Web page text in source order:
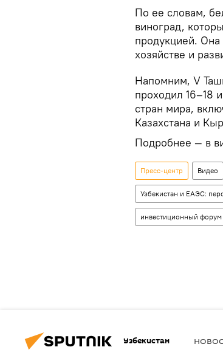
По ее словам,
виноград,
продукцией.
хозяйстве и
Напомним, V
проходил 16–18
стран мира,
Казахстана и
Подробнее — в
Пресс-центр Видео
Узбекистан и ЕАЭС:
инвестиционный форум
Узбекистан